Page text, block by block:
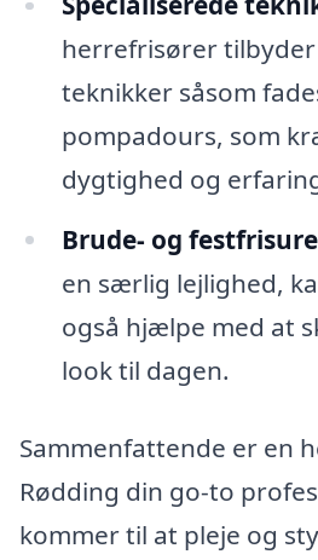
herrefrisører tilbyder
teknikker såsom
pompadours, som
dygtighed og
Brude- og
en særlig lejlighed,
også hjælpe med at
look til dagen.
Sammenfattende er en
Rødding din go-to
kommer til at pleje og